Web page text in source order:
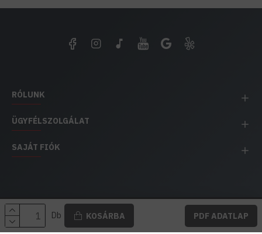
Db KOSÁRBA PDF ADATLAP
RÓLUNK
ÜGYFÉLSZOLGÁLAT
SAJÁT FIÓK
EH IMPEX / Copyright © 1991-2025 Energia Háza